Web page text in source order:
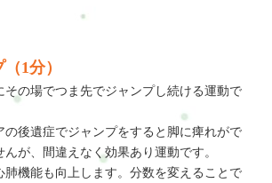
1分）
その場でつま先でジャンプし続ける運動で
の後遺症でジャンプをすると脚に痺れがで
が、間違えなく効果あり運動です。
肺機能も向上します。分数を変えることで